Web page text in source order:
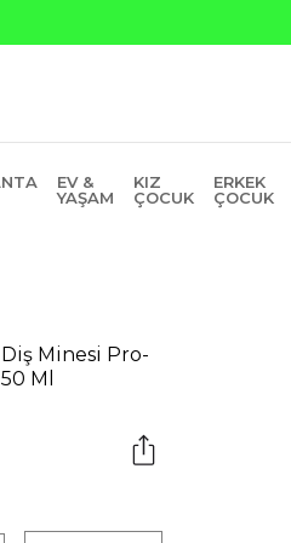
EV &
YAŞAM
KIZ
ÇOCUK
ERKEK
ÇOCUK
Minesi Pro-
Ml